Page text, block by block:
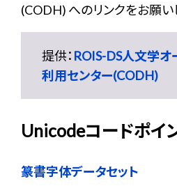
(CODH) へのリンクをお願い
提供： ROIS-DS人文学オ
利用センター(CODH)
Unicodeコードポイ
篆書字体データセット